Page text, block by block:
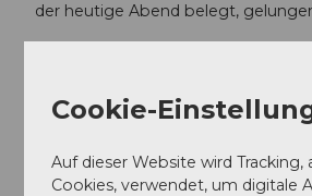
der heutige Abend belegt,
Terminübersicht
Cookie-
Auf dieser Website wird Tracking,
Cookies, verwendet, um digitale